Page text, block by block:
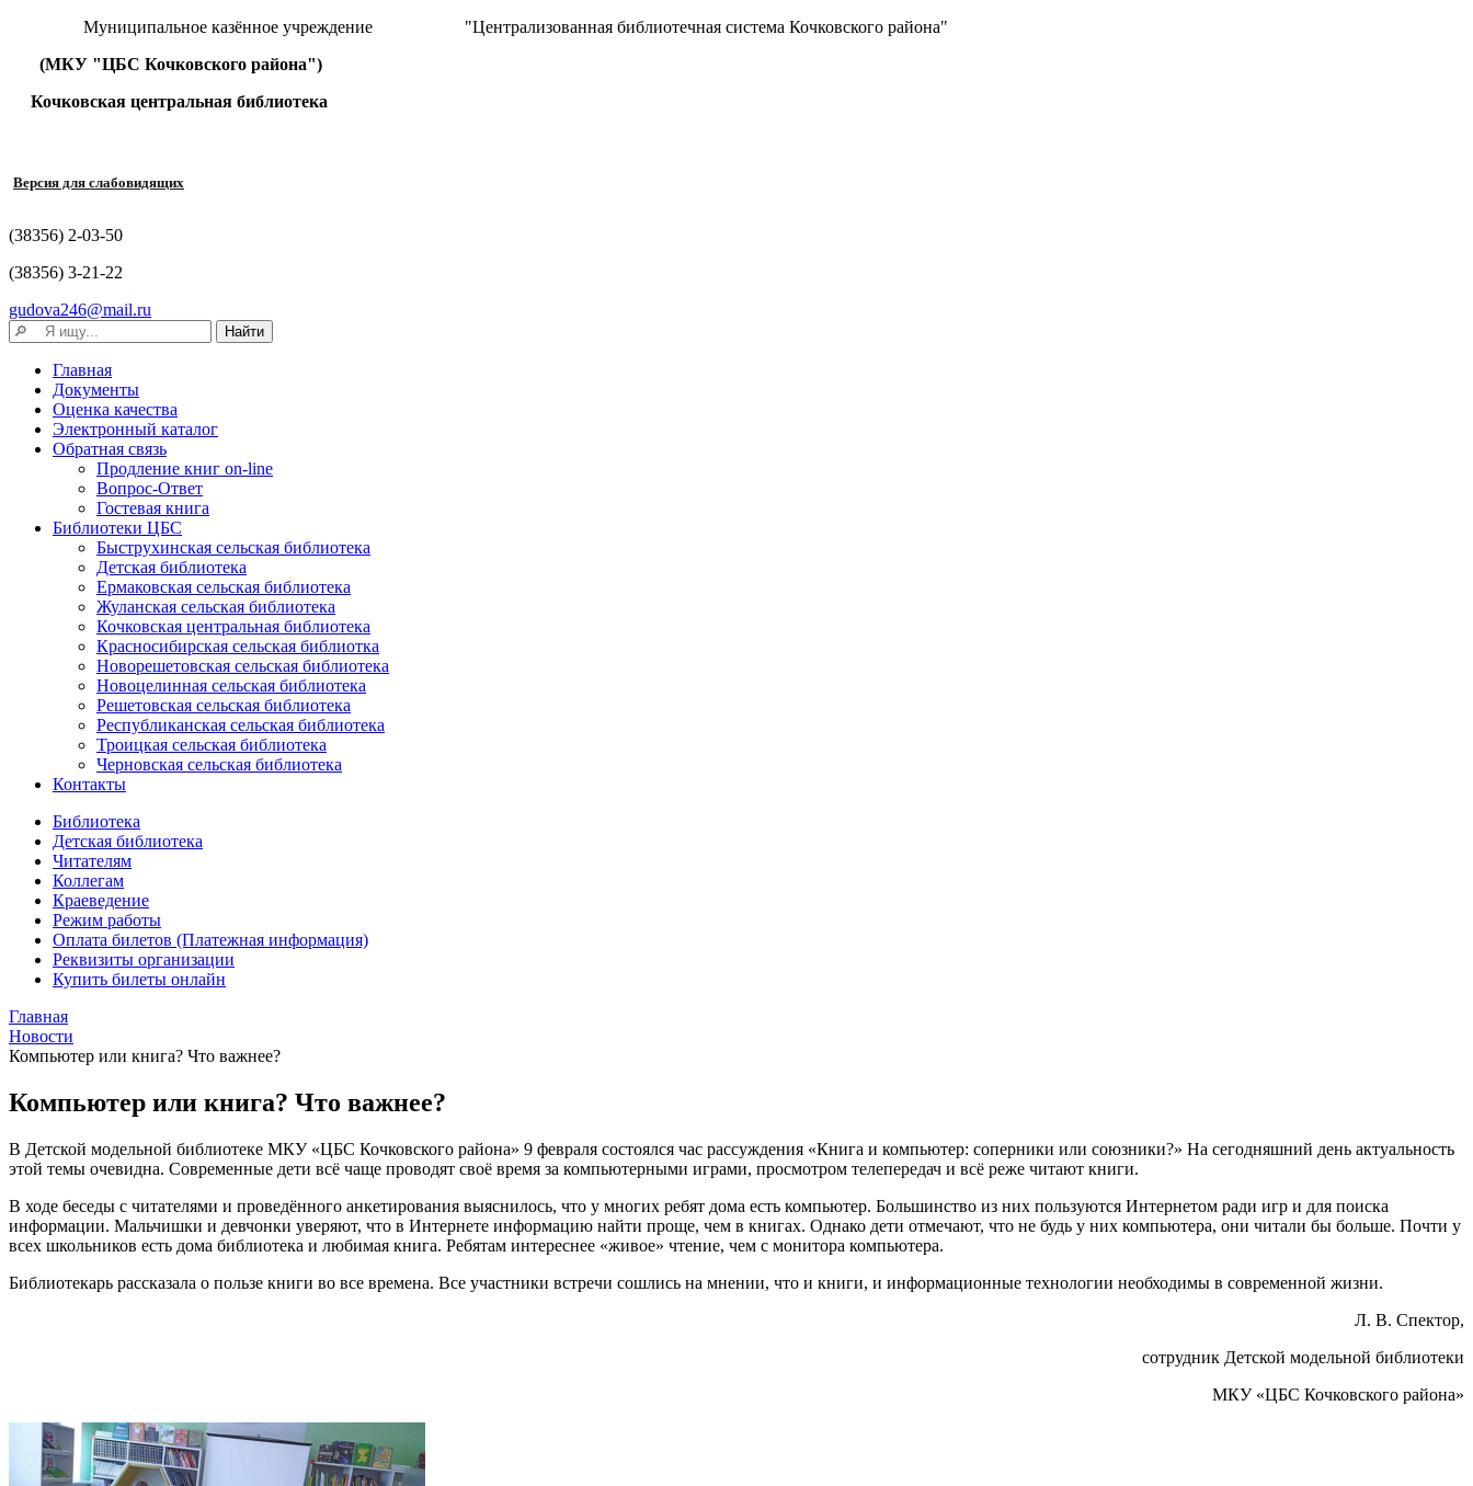
Муниципальное казённое учреждение "Централизованная библиотечная система Кочковского района"
(МКУ "ЦБС Кочковского района")
Кочковская центральная библиотека
Версия для слабовидящих
(38356) 2-03-50
(38356) 3-21-22
gudova246@mail.ru
Главная
Документы
Оценка качества
Электронный каталог
Обратная связь
Продление книг on-line
Вопрос-Ответ
Гостевая книга
Библиотеки ЦБС
Быструхинская сельская библиотека
Детская библиотека
Ермаковская сельская библиотека
Жуланская сельская библиотека
Кочковская центральная библиотека
Красносибирская сельская библиотка
Новорешетовская сельская библиотека
Новоцелинная сельская библиотека
Решетовская сельская библиотека
Республиканская сельская библиотека
Троицкая сельская библиотека
Черновская сельская библиотека
Контакты
Библиотека
Детская библиотека
Читателям
Коллегам
Краеведение
Режим работы
Оплата билетов (Платежная информация)
Реквизиты организации
Купить билеты онлайн
Главная
Новости
Компьютер или книга? Что важнее?
Компьютер или книга? Что важнее?
В Детской модельной библиотеке МКУ «ЦБС Кочковского района» 9 февраля состоялся час рассуждения «Книга и компьютер: соперники или союзники?» На сегодняшний день актуальность
этой темы очевидна. Современные дети всё чаще проводят своё время за компьютерными играми, просмотром телепередач и всё реже читают книги.
В ходе беседы с читателями и проведённого анкетирования выяснилось, что у многих ребят дома есть компьютер. Большинство из них пользуются Интернетом ради игр и для поиска
информации. Мальчишки и девчонки уверяют, что в Интернете информацию найти проще, чем в книгах. Однако дети отмечают, что не будь у них компьютера, они читали бы больше. Почти у
всех школьников есть дома библиотека и любимая книга. Ребятам интереснее «живое» чтение, чем с монитора компьютера.
Библиотекарь рассказала о пользе книги во все времена. Все участники встречи сошлись на мнении, что и книги, и информационные технологии необходимы в современной жизни.
Л. В. Спектор,
сотрудник Детской модельной библиотеки
МКУ «ЦБС Кочковского района»